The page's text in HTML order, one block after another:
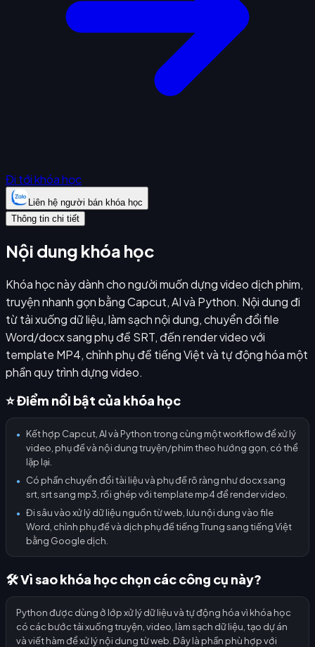
Đi tới khóa học
Liên hệ người bán khóa học
Thông tin chi tiết
Nội dung khóa học
Khóa học này dành cho người muốn dựng video dịch phim,
truyện nhanh gọn bằng Capcut, AI và Python. Nội dung đi
từ tải xuống dữ liệu, làm sạch nội dung, chuyển đổi file
Word/docx sang phụ đề SRT, đến render video với
template MP4, chỉnh phụ đề tiếng Việt và tự động hóa một
phần quy trình dựng video.
⭐ Điểm nổi bật của khóa học
●
Kết hợp Capcut, AI và Python trong cùng một workflow để xử lý
video, phụ đề và nội dung truyện/phim theo hướng gọn, có thể
lặp lại.
●
Có phần chuyển đổi tài liệu và phụ đề rõ ràng như docx sang
srt, srt sang mp3, rồi ghép với template mp4 để render video.
●
Đi sâu vào xử lý dữ liệu nguồn từ web, lưu nội dung vào file
Word, chỉnh phụ đề và dịch phụ đề tiếng Trung sang tiếng Việt
bằng Google dịch.
🛠️ Vì sao khóa học chọn các công cụ này?
Python được dùng ở lớp xử lý dữ liệu và tự động hóa vì khóa học
có các bước tải xuống truyện, video, làm sạch dữ liệu, tạo dự án
và viết hàm để xử lý nội dung từ web. Đây là phần phù hợp với